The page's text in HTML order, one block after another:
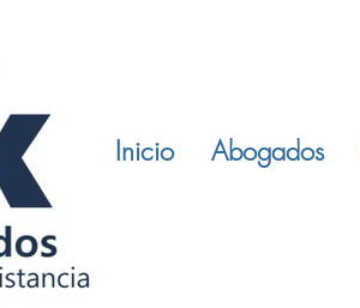
Inicio Abogados